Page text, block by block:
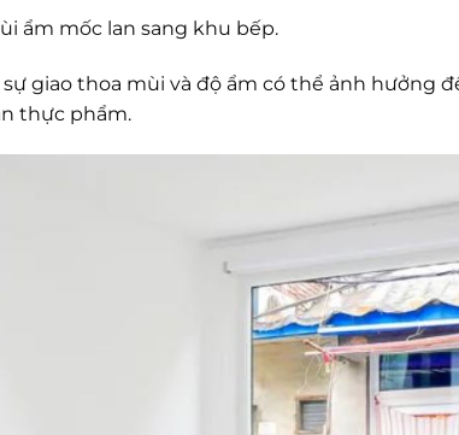
ẩm mốc lan sang khu bếp.
giao thoa mùi và độ ẩm có thể ảnh hưởng
thực phẩm.